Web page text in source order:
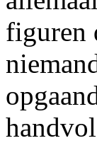
figuren